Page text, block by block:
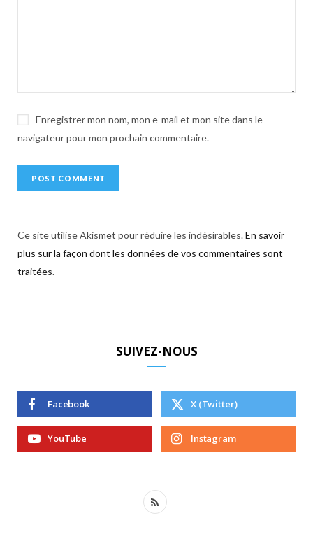
Enregistrer mon nom, mon e-mail et mon site dans le
navigateur pour mon prochain commentaire.
Ce site utilise Akismet pour réduire les indésirables.En savoir
plus sur la façon dont les données de vos commentaires sont
traitées.
SUIVEZ-NOUS
Facebook X (Twitter)
YouTube Instagram
R